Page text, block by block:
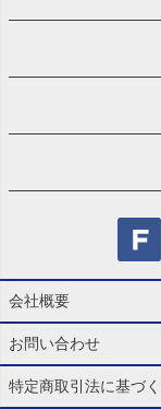
会社概要
お問い合わせ
特定商取引法に基づ